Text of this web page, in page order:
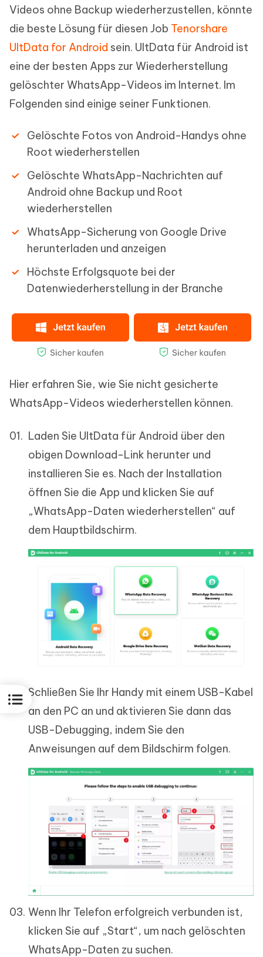
Videos ohne Backup wiederherzustellen, könnte
die beste Lösung für diesen Job Tenorshare
UltData for Android sein. UltData für Android ist
eine der besten Apps zur Wiederherstellung
gelöschter WhatsApp-Videos im Internet. Im
Folgenden sind einige seiner Funktionen.
Gelöschte Fotos von Android-Handys ohne
Root wiederherstellen
Gelöschte WhatsApp-Nachrichten auf
Android ohne Backup und Root
wiederherstellen
WhatsApp-Sicherung von Google Drive
herunterladen und anzeigen
Höchste Erfolgsquote bei der
Datenwiederherstellung in der Branche
Hier erfahren Sie, wie Sie nicht gesicherte
WhatsApp-Videos wiederherstellen können.
Laden Sie UltData für Android über den
obigen Download-Link herunter und
installieren Sie es. Nach der Installation
öffnen Sie die App und klicken Sie auf
„WhatsApp-Daten wiederherstellen“ auf
dem Hauptbildschirm.
Schließen Sie Ihr Handy mit einem USB-Kabel
an den PC an und aktivieren Sie dann das
USB-Debugging, indem Sie den
Anweisungen auf dem Bildschirm folgen.
Wenn Ihr Telefon erfolgreich verbunden ist,
klicken Sie auf „Start“, um nach gelöschten
WhatsApp-Daten zu suchen.